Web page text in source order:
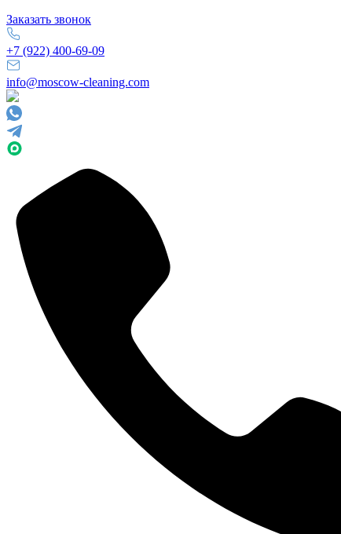
Заказать звонок
+7 (922) 400-69-09
info@moscow-cleaning.com